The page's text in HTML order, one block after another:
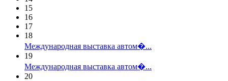
15
16
17
18
Международная выставка автом�...
19
Международная выставка автом�...
20